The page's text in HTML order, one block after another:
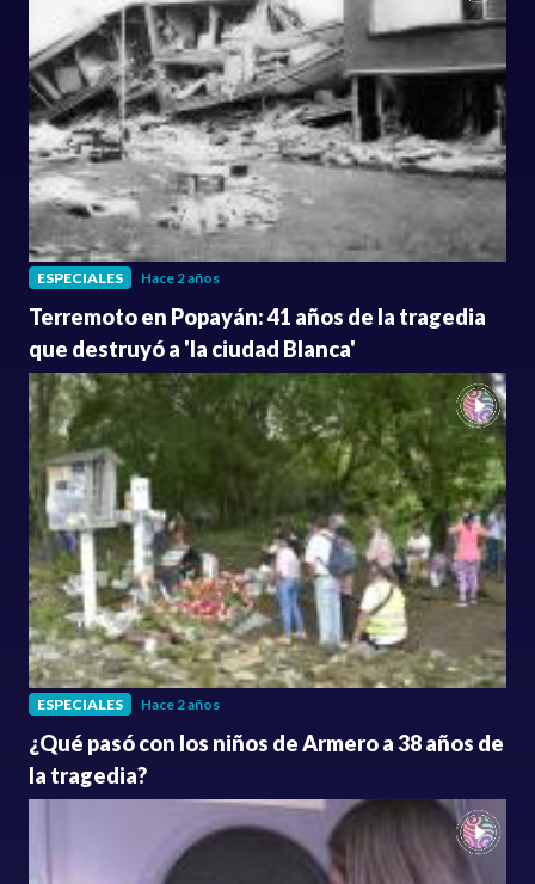
ESPECIALES Hace 2 años
Terremoto en Popayán: 41 años de la tragedia
que destruyó a 'la ciudad Blanca'
ESPECIALES Hace 2 años
¿Qué pasó con los niños de Armero a 38 años de
la tragedia?